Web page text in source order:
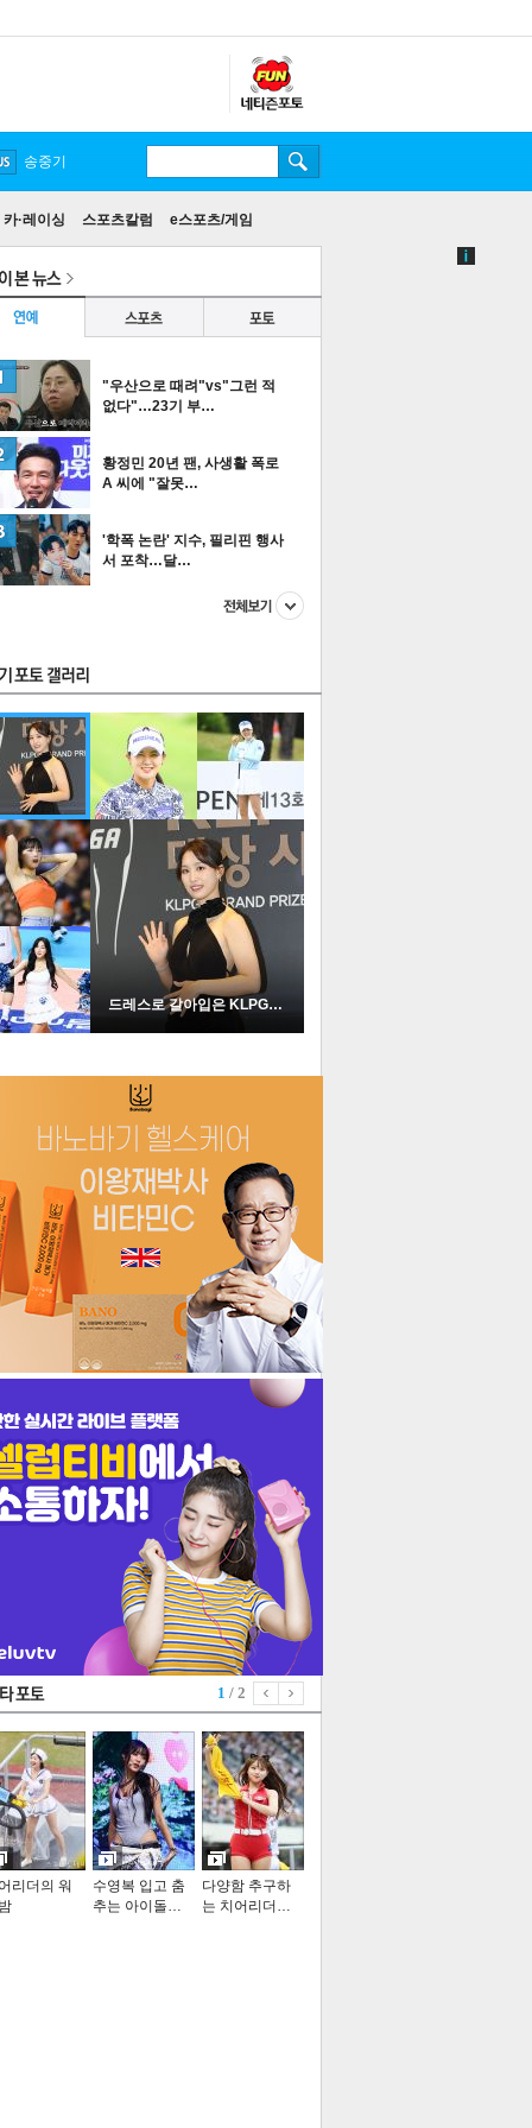
카·레이싱 스포츠칼럼 e스포츠/게임
송중기
본 뉴스
스포츠 포토
"우산으로 때려"vs"그런 적
없다"…23기 부…
황정민 20년 팬, 사생활 폭로
A 씨에 "잘못…
'학폭 논란' 지수, 필리핀 행사
서 포착…달…
더보기
포토
드레스로 갈아입은 KLPGA …
1 / 2
리더의 워
수영복 입고 춤
추는 아이돌…
다양함 추구하
는 치어리더…